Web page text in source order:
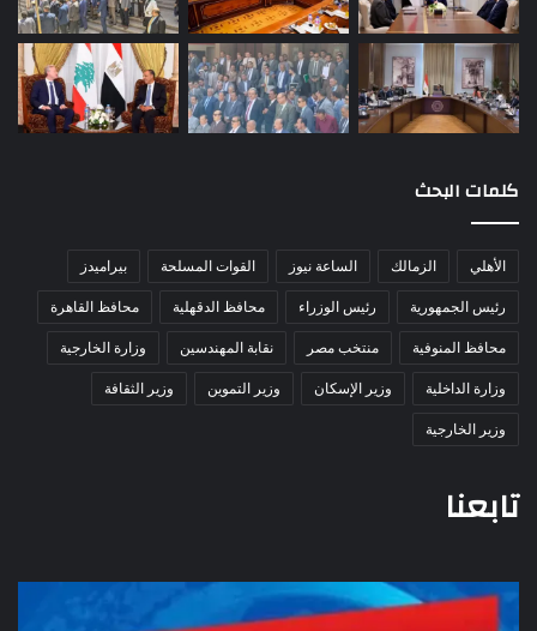
كلمات البحث
الأهلي الزمالك الساعة نيوز القوات المسلحة
بيراميدز
رئيس الجمهورية
رئيس الوزراء محافظ الدقهلية
محافظ القاهرة
محافظ المنوفية
منتخب مصر نقابة المهندسين
وزارة الخارجية
وزارة الداخلية
وزير الإسكان وزير التموين
وزير الثقافة
وزير الخارجية
تابعنا